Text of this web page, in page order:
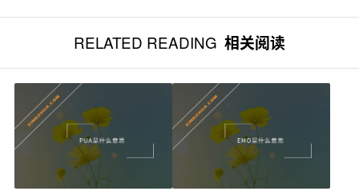
RELATED READING 相关阅读